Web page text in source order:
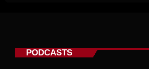
PODCASTS